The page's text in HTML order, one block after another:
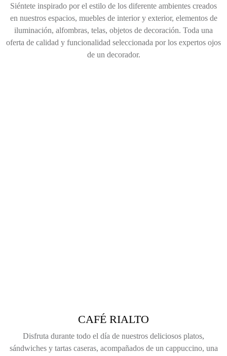
Siéntete inspirado por el estilo de los diferente ambientes creados
en nuestros espacios, muebles de interior y exterior, elementos de
iluminación, alfombras, telas, objetos de decoración. Toda una
oferta de calidad y funcionalidad seleccionada por los expertos ojos
de un decorador.
CAFÉ RIALTO
Disfruta durante todo el día de nuestros deliciosos platos,
sándwiches y tartas caseras, acompañados de un cappuccino, una